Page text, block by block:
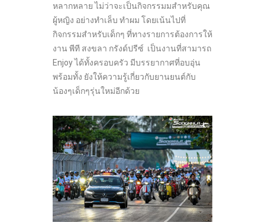
หลากหลาย ไม่ว่าจะเป็นกิจกรรมมสำหรับคุณ
ผู้หญิง อย่างทำเล็บ ทำผม โดยเน้นไปที่
กิจกรรมสำหรับเด็กๆ ที่ทางรายการต้องการให้
งาน พีที สงขลา กรังด์ปรีซ์ เป็นงานที่สามารถ
Enjoy ได้ทั้งครอบครัว มีบรรยากาศที่อบอุ่น
พร้อมทั้ง ยังให้ความรู้เกี่ยวกับยานยนต์กับ
น้องๆเด็กๆรุ่นใหม่อีกด้วย